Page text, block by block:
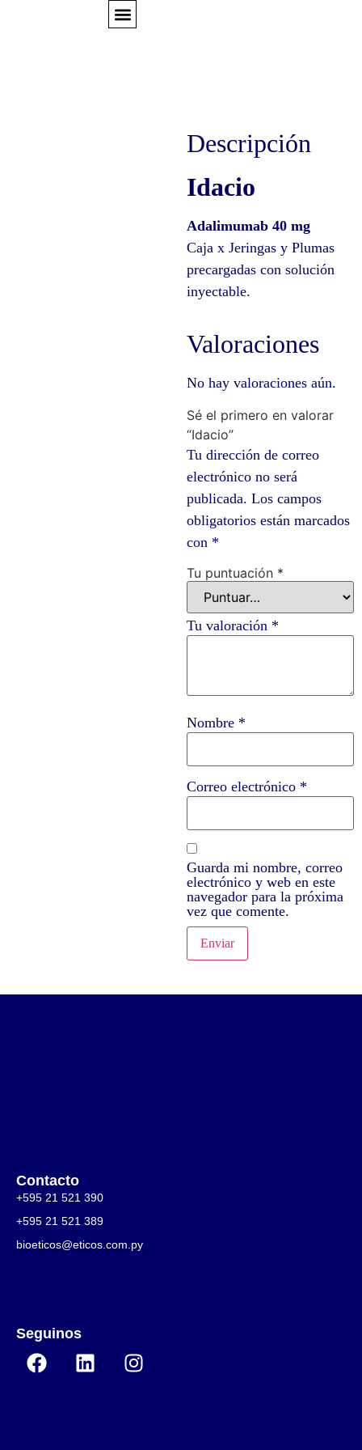
Descripción
Idacio
Adalimumab 40 mg
Caja x Jeringas y Plumas
precargadas con solución
inyectable.
Valoraciones
No hay valoraciones aún.
Sé el primero en valorar
“Idacio”
Tu dirección de correo
electrónico no será
publicada. Los campos
obligatorios están marcados
con *
Tu puntuación *
Tu valoración *
Nombre *
Correo electrónico *
Guarda mi nombre, correo
electrónico y web en este
navegador para la próxima
vez que comente.
Contacto
+595 21 521 390
+595 21 521 389
bioeticos@eticos.com.py
Seguinos